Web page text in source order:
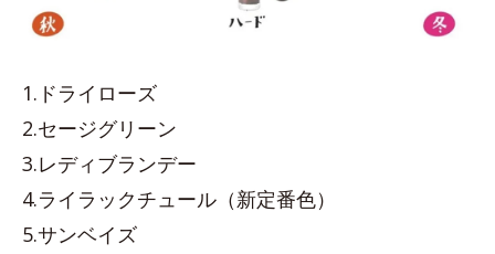
1.ドライローズ
2.セージグリーン
3.レディブランデー
4.ライラックチュール（新定番色）
5.サンベイズ